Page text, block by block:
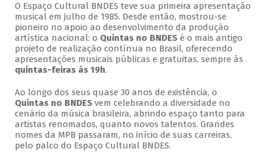
O Espaço Cultural BNDES teve sua primeira apresentação
musical em julho de 1985. Desde então, mostrou-se
pioneiro no apoio ao desenvolvimento da produção
artística nacional: o Quintas no BNDESé o mais antigo
projeto de realização contínua no Brasil, oferecendo
apresentações musicais públicas e gratuitas, sempre às
quintas-feiras às 19h.
Ao longo dos seus quase 30 anos de existência, o
Quintas no BNDESvem celebrando a diversidade no
cenário da música brasileira, abrindo espaço tanto para
artistas renomados, quanto novos talentos. Grandes
nomes da MPB passaram, no início de suas carreiras,
pelo palco do Espaço Cultural BNDES.